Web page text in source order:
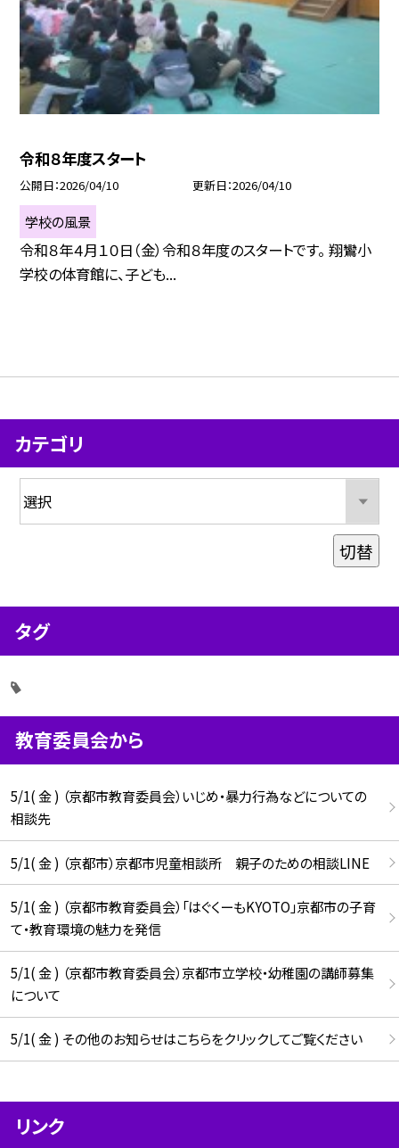
令和８年度スタート
公開日 2026/04/10 更新日 2026/04/10
学校の風景
令和８年４月１０日（金）令和８年度のスタートです。 翔鸞小
学校の体育館に、子ども...
カテゴリ
切替
タグ
教育委員会から
5/1( 金 ) （京都市教育委員会）いじめ・暴力行為などについての
相談先
5/1( 金 ) （京都市）京都市児童相談所 親子のための相談LINE
5/1( 金 ) （京都市教育委員会）「はぐくーもKYOTO」京都市の子育
て・教育環境の魅力を発信
5/1( 金 ) （京都市教育委員会）京都市立学校・幼稚園の講師募集
について
5/1( 金 ) その他のお知らせはこちらをクリックしてご覧ください
リンク